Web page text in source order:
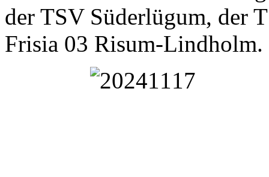
der TSV Süderlügum, der
Frisia 03 Risum-Lindholm.